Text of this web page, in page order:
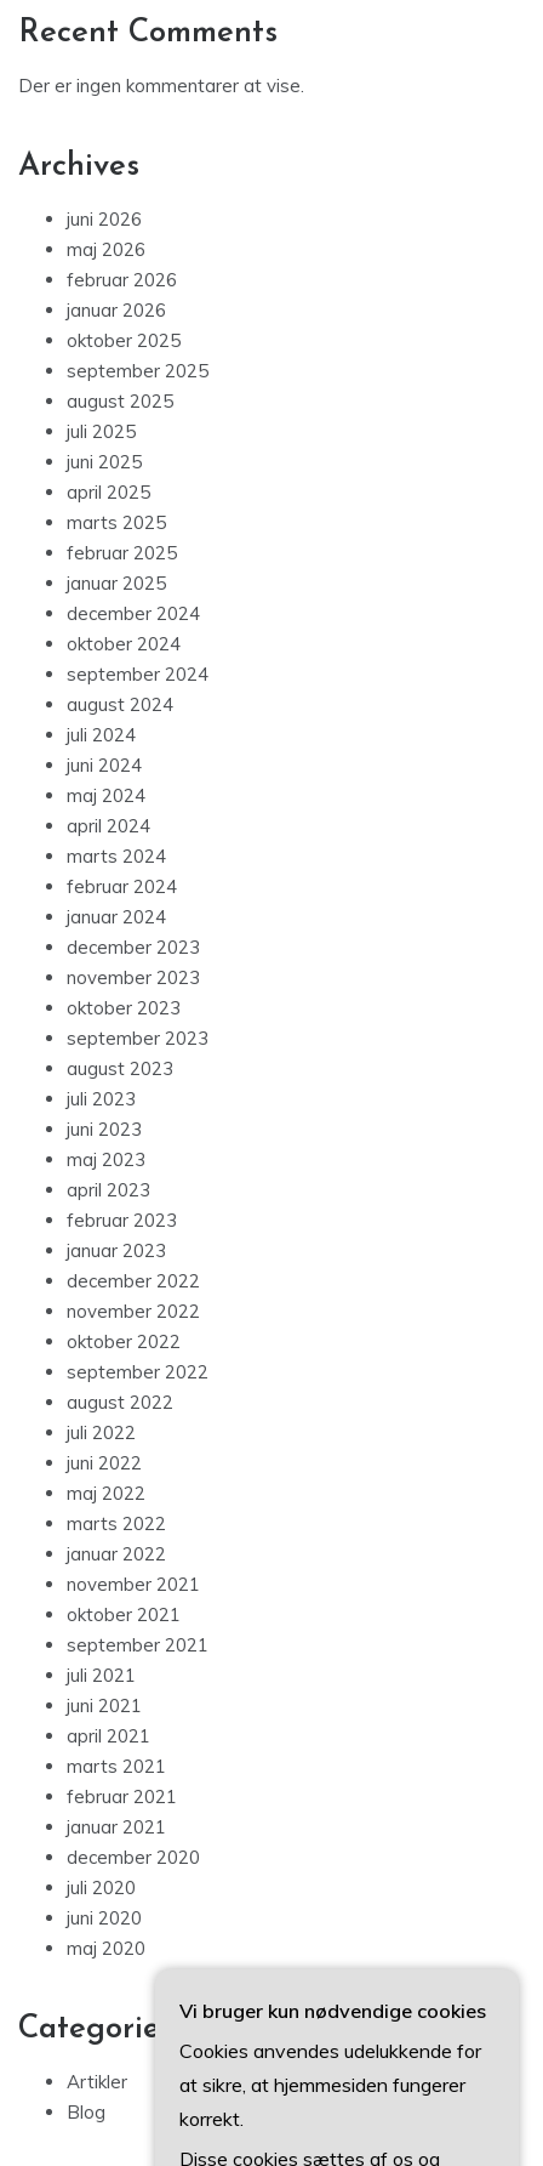
Recent Comments
Der er ingen kommentarer at vise.
Archives
juni 2026
maj 2026
februar 2026
januar 2026
oktober 2025
september 2025
august 2025
juli 2025
juni 2025
april 2025
marts 2025
februar 2025
januar 2025
december 2024
oktober 2024
september 2024
august 2024
juli 2024
juni 2024
maj 2024
april 2024
marts 2024
februar 2024
januar 2024
december 2023
november 2023
oktober 2023
september 2023
august 2023
juli 2023
juni 2023
maj 2023
april 2023
februar 2023
januar 2023
december 2022
november 2022
oktober 2022
september 2022
august 2022
juli 2022
juni 2022
maj 2022
marts 2022
januar 2022
november 2021
oktober 2021
september 2021
juli 2021
juni 2021
april 2021
marts 2021
februar 2021
januar 2021
december 2020
juli 2020
juni 2020
maj 2020
Categories
Artikler
Blog
Vi bruger kun nødvendige cookies
Cookies anvendes udelukkende for
at sikre, at hjemmesiden fungerer
korrekt.
Disse cookies sættes af os og